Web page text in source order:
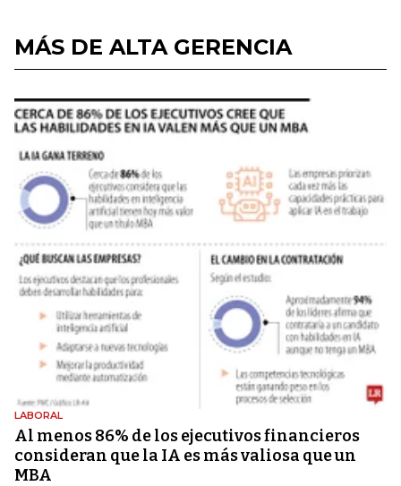
MÁS DE ALTA GERENCIA
LABORAL
Al menos 86% de los ejecutivos financieros
consideran que la IA es más valiosa que un
MBA